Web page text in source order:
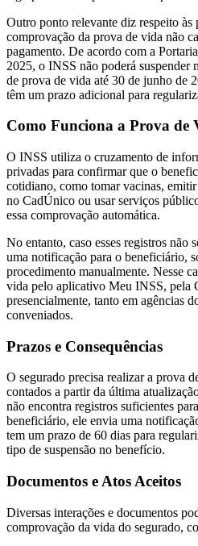
Outro ponto relevante diz respeito às
comprovação da prova de vida não
pagamento. De acordo com a
2025, o INSS não poderá suspender
de prova de vida até 30 de junho de
têm um prazo adicional para
Como Funciona a Prova de
O INSS utiliza o cruzamento de
privadas para confirmar que o
cotidiano, como tomar vacinas,
no CadÚnico ou usar serviços
essa comprovação automática.
No entanto, caso esses registros não
uma notificação para o beneficiário,
procedimento manualmente. Nesse
vida pelo aplicativo Meu INSS, pela
presencialmente, tanto em agências
conveniados.
Prazos e Consequências
O segurado precisa realizar a prova
contados a partir da última
não encontra registros suficientes
beneficiário, ele envia uma
tem um prazo de 60 dias para
tipo de suspensão no benefício.
Documentos e Atos Aceitos
Diversas interações e documentos
comprovação da vida do segurado,